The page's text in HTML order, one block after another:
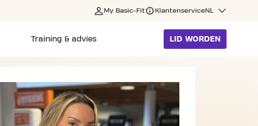
My Basic-Fit KlantenserviceNL
Training & advies LID WORDEN